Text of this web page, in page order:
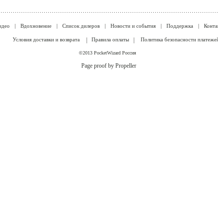
| Вдохновение | Список дилеров | Новости и события | Поддержка |
Условия доставки и возврата Правила оплаты Политика безопасности
©2013 PocketWizard Россия
Page proof by Propeller